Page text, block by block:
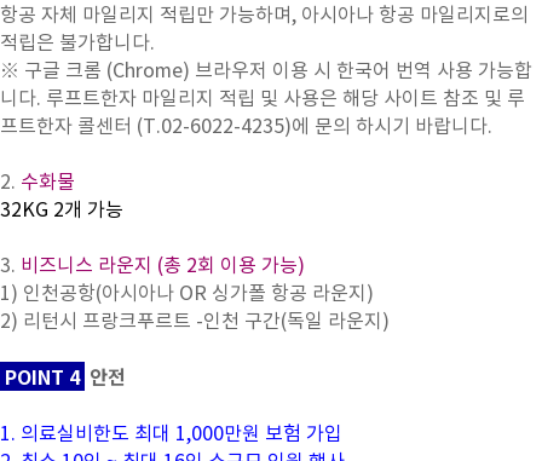
항공 자체 마일리지 적립만 가능하며, 아시아나 항공 마일리지로의
적립은 불가합니다.
※ 구글 크롬 (Chrome) 브라우저 이용 시 한국어 번역 사용 가능합
니다. 루프트한자 마일리지 적립 및 사용은 해당 사이트 참조 및 루
프트한자 콜센터 (T.02-6022-4235)에 문의 하시기 바랍니다.
2. 수화물
32KG 2개 가능
3. 비즈니스 라운지 (총 2회 이용 가능)
1) 인천공항(아시아나 OR 싱가폴 항공 라운지)
2) 리턴시 프랑크푸르트 -인천 구간(독일 라운지)
POINT 4 안전
1. 의료실비한도 최대 1,000만원 보험 가입